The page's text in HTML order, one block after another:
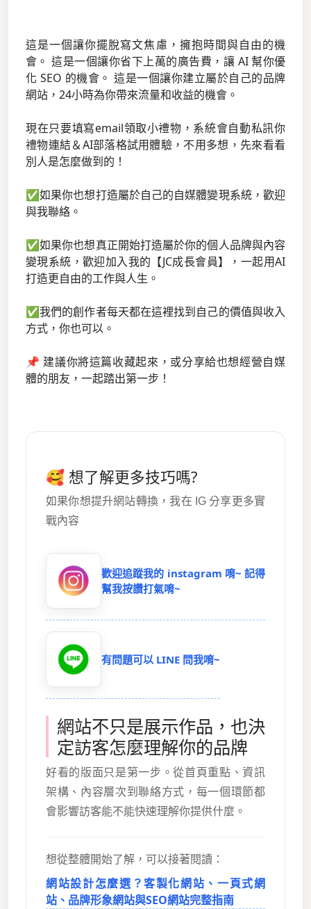
這是一個讓你擺脫寫文焦慮，擁抱時間與自由的機
會。 這是一個讓你省下上萬的廣告費，讓 AI 幫你優
化 SEO 的機會。 這是一個讓你建立屬於自己的品牌
網站，24小時為你帶來流量和收益的機會。
現在只要填寫email領取小禮物，系統會自動私訊你
禮物連結＆AI部落格試用體驗，不用多想，先來看看
別人是怎麼做到的！
✅如果你也想打造屬於自己的自媒體變現系統，歡迎
與我聯絡。
✅如果你也想真正開始打造屬於你的個人品牌與內容
變現系統，歡迎加入我的【JC成長會員】，一起用AI
打造更自由的工作與人生。
✅我們的創作者每天都在這裡找到自己的價值與收入
方式，你也可以。
📌 建議你將這篇收藏起來，或分享給也想經營自媒
體的朋友，一起踏出第一步！
🥰 想了解更多技巧嗎?
如果你想提升網站轉換，我在 IG 分享更多實
戰內容
歡迎追蹤我的 instagram 唷~ 記得
幫我按讚打氣唷~
有問題可以 LINE 問我唷~
網站不只是展示作品，也決
定訪客怎麼理解你的品牌
好看的版面只是第一步。從首頁重點、資訊
架構、內容層次到聯絡方式，每一個環節都
會影響訪客能不能快速理解你提供什麼。
想從整體開始了解，可以接著閱讀：
網站設計怎麼選？客製化網站、一頁式網
站、品牌形象網站與SEO網站完整指南